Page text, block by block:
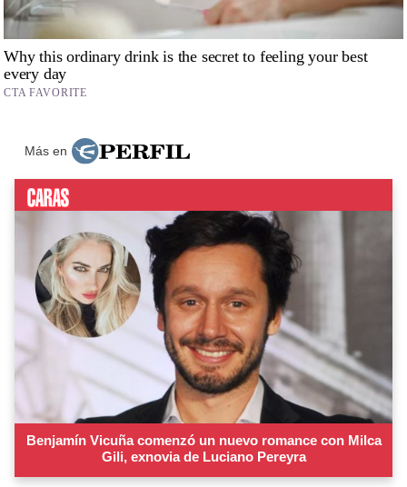
Más en
Benjamín Vicuña comenzó un nuevo romance con Milca
Gili, exnovia de Luciano Pereyra